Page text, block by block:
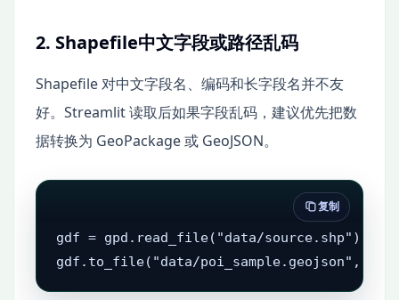
2. Shapefile中文字段或路径乱码
Shapefile 对中文字段名、编码和长字段名并不友
好。Streamlit 读取后如果字段乱码，建议优先把数
据转换为 GeoPackage 或 GeoJSON。
gdf = gpd.read_file("data/source.shp")
gdf.to_file("data/poi_sample.geojson",
复制